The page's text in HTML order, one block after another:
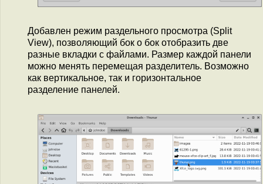
Добавлен режим раздельного просмотра (Split
View), позволяющий бок о бок отобразить две
разные вкладки с файлами. Размер каждой панели
можно менять перемещая разделитель. Возможно
как вертикальное, так и горизонтальное
разделение панелей.